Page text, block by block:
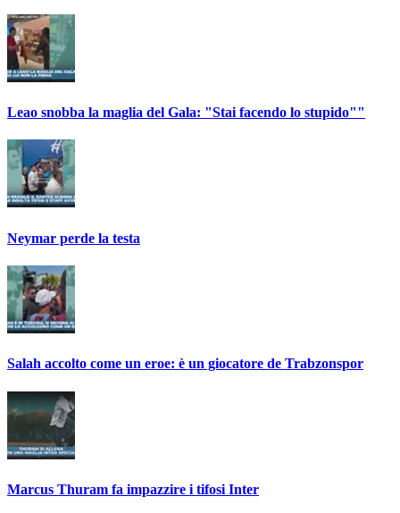
Leao snobba la maglia del Gala: "Stai facendo lo stupido""
Neymar perde la testa
Salah accolto come un eroe: è un giocatore de Trabzonspor
Marcus Thuram fa impazzire i tifosi Inter